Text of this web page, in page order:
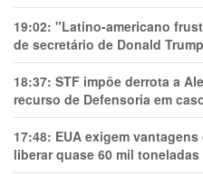
19:02: "Latino-americano
de secretário de Donald Trump
18:37: STF impõe derrota a
recurso de Defensoria em
17:48: EUA exigem
liberar quase 60 mil